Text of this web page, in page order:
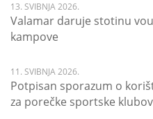
13. SVIBNJA 2026.
Valamar daruje stotinu
kampove
11. SVIBNJA 2026.
Potpisan sporazum o
za porečke sportske